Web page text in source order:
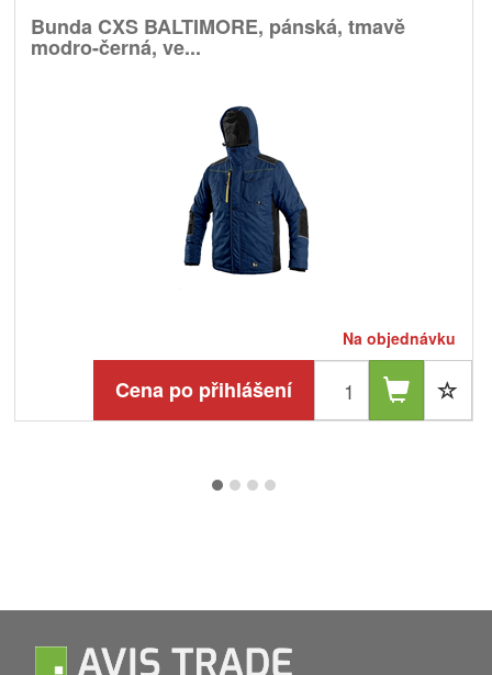
Bunda CXS BALTIMORE, pánská, tmavě
modro-černá, ve...
Na objednávku
Cena po přihlášení